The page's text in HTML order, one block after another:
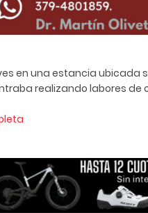
en una estancia ubicada
realizando labores de